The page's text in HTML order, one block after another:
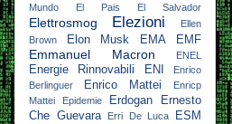
Mundo
El Pais El Salvador
Elettrosmog Elezioni
Ellen
Brown
Elon Musk EMA EMF
Emmanuel Macron ENEL
Energie Rinnovabili ENI
Enrico
Berlinguer
Enrico Mattei
Enricp
Mattei
Epidemie Erdogan
Ernesto
Che Guevara
Erri De Luca ESM